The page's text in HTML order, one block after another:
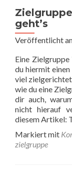
geht’s
Veröffentlicht
Eine
du hiermit
viel
wie du eine
dir auch,
nicht hierauf
diesem Artikel:
Markiert mit
zielgruppe